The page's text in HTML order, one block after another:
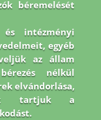
béremelését
intézményi
egyéb
az állam
nélkül
elvándorlása,
tartjuk a